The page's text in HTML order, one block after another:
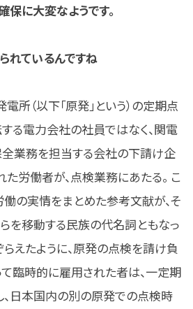
に大変なようです。
れているんですね
所（以下「原発」という）の定期点
る電力会社の社員ではなく、関電
業務を担当する会社の下請け企
労働者が、点検業務にあたる。 こ
の実情をまとめた参考文献が、そ
を移動する民族の代名詞ともなっ
えたように、原発の点検を請け負
臨時的に雇用された者は、一定期
日本国内の別の原発での点検時